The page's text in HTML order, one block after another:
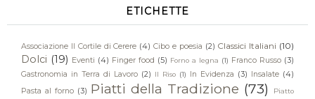
ETICHETTE
Associazione Il Cortile di Cerere (4) Cibo e poesia (2) Classici Italiani (10)
Dolci (19) Eventi (4) Finger food (5) Forno a legna (1) Franco Russo (3)
Gastronomia in Terra di Lavoro (2) Il Riso (1) In Evidenza (3) Insalate (4)
Pasta al forno (3) Piatti della Tradizione (73)
Piatto